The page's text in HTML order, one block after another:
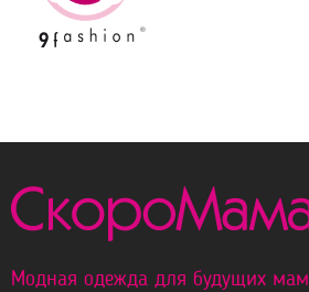
Модная одежда для будущих мам